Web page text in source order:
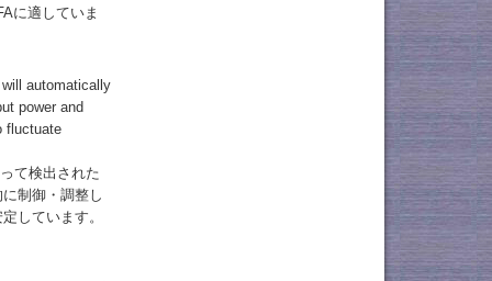
に適していま
automatically
power and
fluctuate
て検出された
制御・調整し
しています。